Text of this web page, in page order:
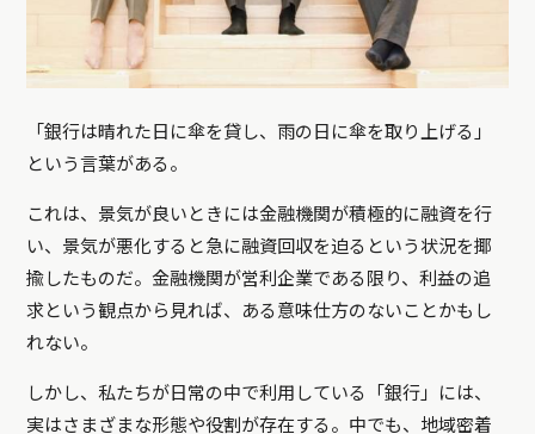
「銀行は晴れた日に傘を貸し、雨の日に傘を取り上げる」
という言葉がある。
これは、景気が良いときには金融機関が積極的に融資を行
い、景気が悪化すると急に融資回収を迫るという状況を揶
揄したものだ。金融機関が営利企業である限り、利益の追
求という観点から見れば、ある意味仕方のないことかもし
れない。
しかし、私たちが日常の中で利用している「銀行」には、
実はさまざまな形態や役割が存在する。中でも、地域密着